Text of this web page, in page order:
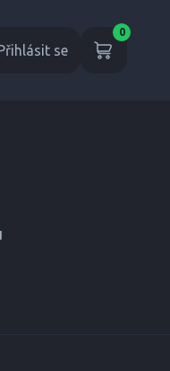
se
0